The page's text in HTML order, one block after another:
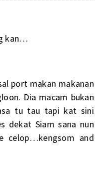
kan…
port makan makanan
Dia macam bukan
tu tau tapi kat sini
dekat Siam sana nun
celop…kengsom and